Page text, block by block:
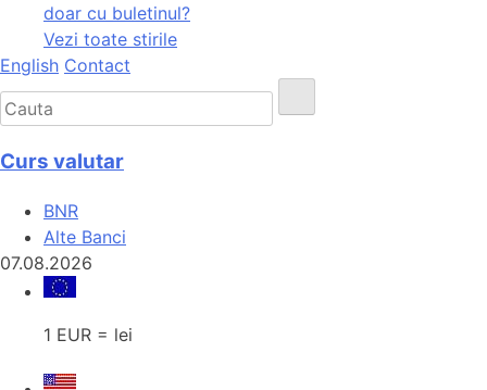
doar cu buletinul?
Vezi toate stirile
English Contact
Curs valutar
BNR
Alte Banci
07.08.2026
1 EUR = lei